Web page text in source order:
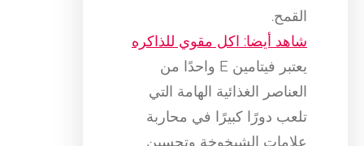
القمح.
شاهد أيضا: اكل مقوي للذاكره
يعتبر فيتامين E واحدًا من
العناصر الغذائية الهامة التي
تلعب دورًا كبيرًا في محاربة
علامات الشيخوخة وتحسين